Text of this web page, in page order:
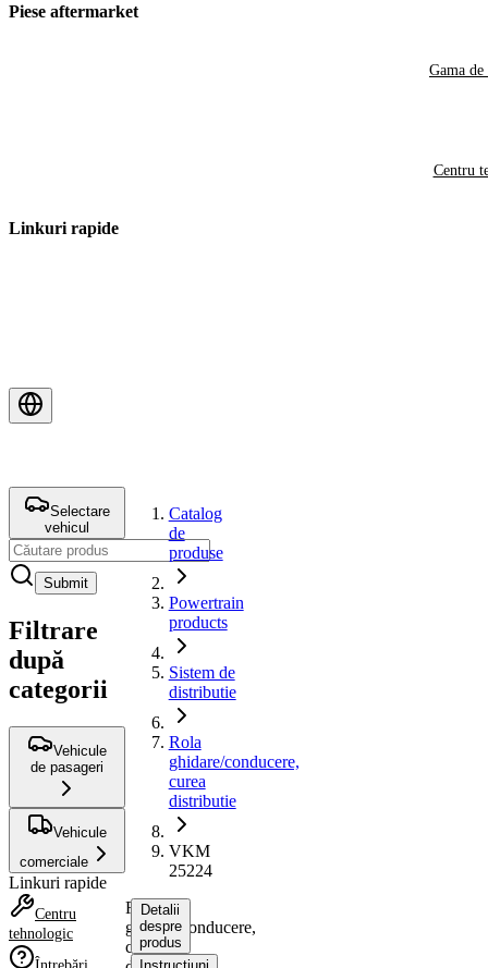
Piese aftermarket
Gama de
Centru
Linkuri rapide
Selectare
vehicul
Submit
Filtrare
după
categorii
Vehicule
de pasageri
Vehicule
comerciale
Linkuri rapide
Centru
tehnologic
Catalog
de
produse
Powertrain
products
Sistem de
distributie
Rola
ghidare/conducere,
curea
distributie
VKM
25224
Rola
ghidare/conducere,
curea
Detalii
despre
produs